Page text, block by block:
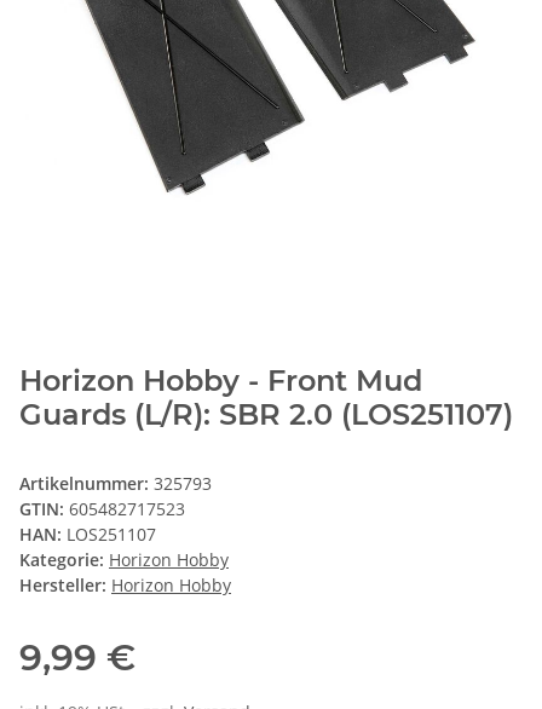
Horizon Hobby - Front Mud
Guards (L/R): SBR 2.0 (LOS251107)
Artikelnummer: 325793
GTIN: 605482717523
HAN: LOS251107
Kategorie: Horizon Hobby
Hersteller: Horizon Hobby
9,99 €